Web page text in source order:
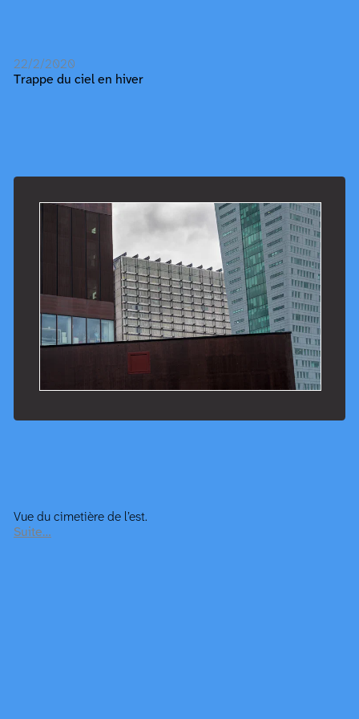
22/2/2020
Trappe du ciel en hiver
Vue du cimetière de l’est.
Suite…